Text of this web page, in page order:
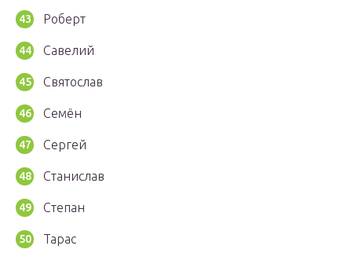
Роберт
Савелий
Святослав
Семён
Сергей
Станислав
Степан
Тарас